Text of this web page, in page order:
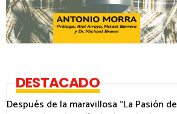
DESTACADO
Después de la maravillosa “La Pasión de